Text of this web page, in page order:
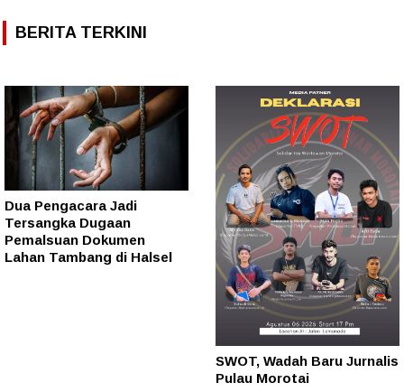
BERITA TERKINI
Dua Pengacara Jadi
Tersangka Dugaan
Pemalsuan Dokumen
Lahan Tambang di Halsel
SWOT, Wadah Baru Jurnalis
Pulau Morotai